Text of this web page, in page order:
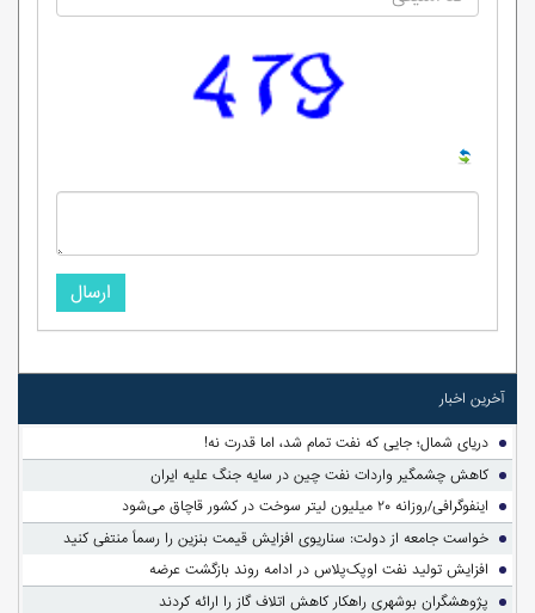
ارسال
آخرین اخبار
دریای شمال؛ جایی که نفت تمام شد، اما قدرت نه!
کاهش چشمگیر واردات نفت چین در سایه جنگ علیه ایران
اینفوگرافی/روزانه ۲۰ میلیون لیتر سوخت در کشور قاچاق می‌شود
خواست جامعه از دولت: سناریوی افزایش قیمت بنزین را رسماً منتفی کنید
افزایش تولید نفت اوپک‌پلاس در ادامه روند بازگشت عرضه
پژوهشگران بوشهری راهکار کاهش اتلاف گاز را ارائه کردند